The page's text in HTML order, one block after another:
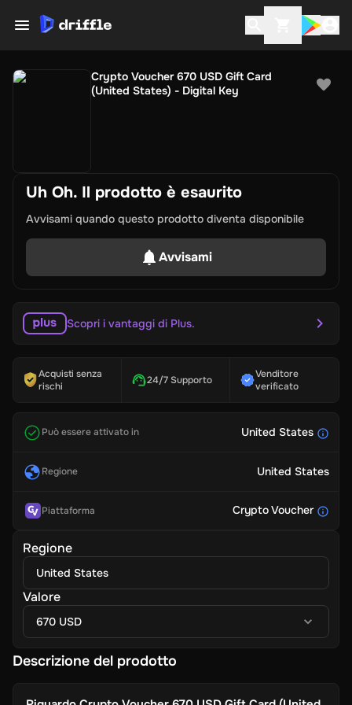
Crypto Voucher 670 USD Gift Card
(United States) - Digital Key
Uh Oh. Il prodotto è esaurito
Avvisami quando questo prodotto diventa disponibile
Avvisami
Scopri i vantaggi di Plus.
Acquisti senza
rischi
24/7 Supporto
Venditore
verificato
Può essere attivato in United States
Regione United States
Piattaforma Crypto Voucher
Regione
United States
Valore
670 USD
Descrizione del prodotto